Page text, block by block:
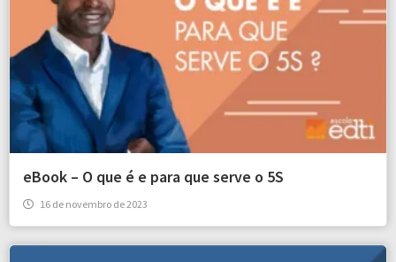
eBook – O que é e para que serve o 5S
16 de novembro de 2023